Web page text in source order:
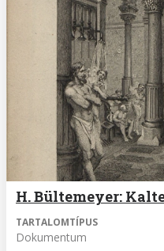
H. Bültemeyer:
TARTALOMTÍPUS
Dokumentum